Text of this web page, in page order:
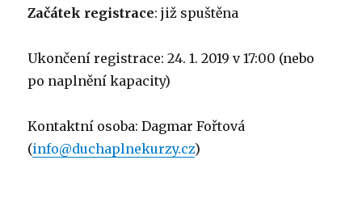
Začátek registrace: již spuštěna
Ukončení registrace: 24. 1. 2019 v 17:00 (nebo
po naplnění kapacity)
Kontaktní osoba: Dagmar Fořtová
(info@duchaplnekurzy.cz)